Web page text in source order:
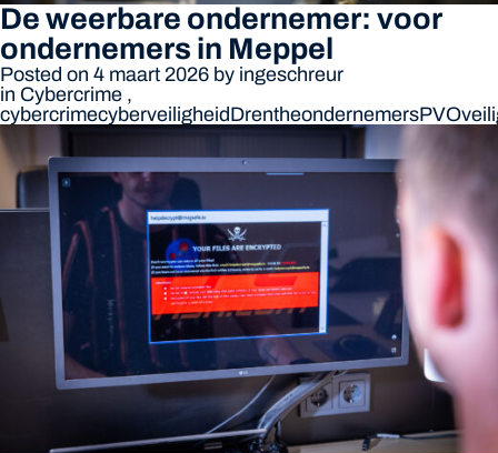
De weerbare ondernemer: voor
ondernemers in Meppel
Posted on 4 maart 2026 by ingeschreur
in Cybercrime ,
cybercrimecyberveiligheidDrentheondernemersPVO